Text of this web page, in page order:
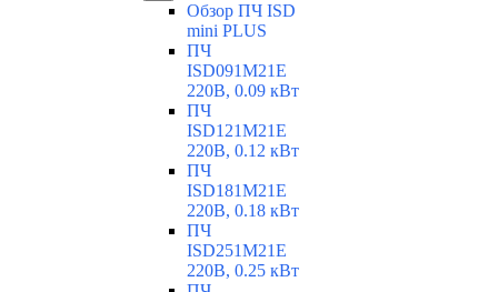
Обзор ПЧ ISD
mini PLUS
ПЧ
ISD091M21E
220В, 0.09 кВт
ПЧ
ISD121M21E
220В, 0.12 кВт
ПЧ
ISD181M21E
220В, 0.18 кВт
ПЧ
ISD251M21E
220В, 0.25 кВт